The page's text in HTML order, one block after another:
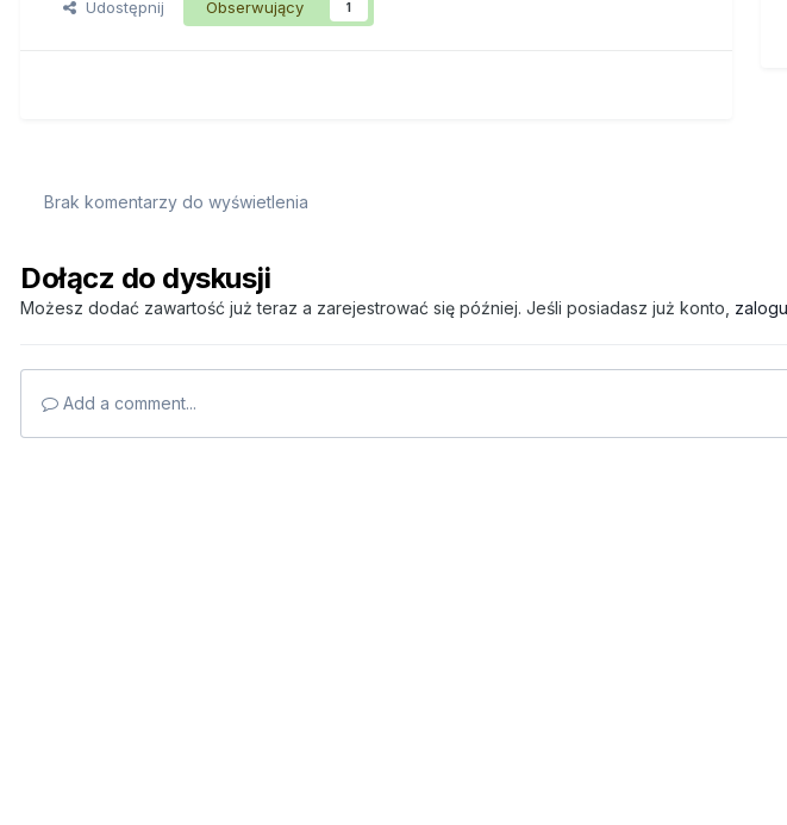
Udostępnij Obserwujący 1
Brak komentarzy do wyświetlenia
Dołącz do dyskusji
Możesz dodać zawartość już teraz a zarejestrować się później. Jeśli posiadasz już konto,
Add a comment...